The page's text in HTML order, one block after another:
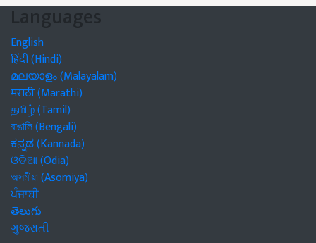
Languages
English
हिंदी (Hindi)
മലയാളം (Malayalam)
मराठी (Marathi)
தமிழ் (Tamil)
বাঙালি (Bengali)
ಕನ್ನಡ (Kannada)
ଓଡିଆ (Odia)
অসমীয়া (Asomiya)
ਪੰਜਾਬੀ
తెలుగు
ગુજરાતી